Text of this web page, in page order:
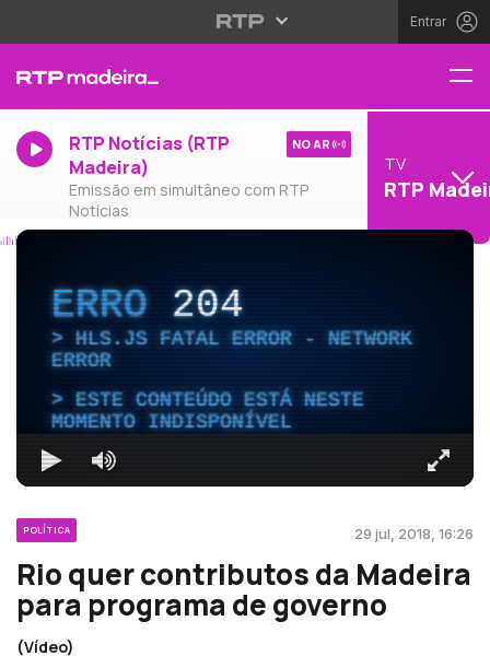
Entrar
RTP Notícias (RTP
Madeira)
Emissão em simultâneo com RTP
Notícias
NO AR
TV
RTP
ERRO204
HLS.JS FATAL ERROR - NETWORK
ERROR
ESTE CONTEÚDO ESTÁ NESTE
MOMENTO INDISPONÍVEL
POLÍTICA 29 jul, 2018, 16:26
Rio quer contributos da Madeira
para programa de governo
(Vídeo)